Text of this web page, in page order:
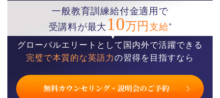
一般教育訓練給付金適用で
受講料が最大 10万円支給※
グローバルエリートとして国内外で活躍できる
完璧で本質的な英語力の習得を目指すなら